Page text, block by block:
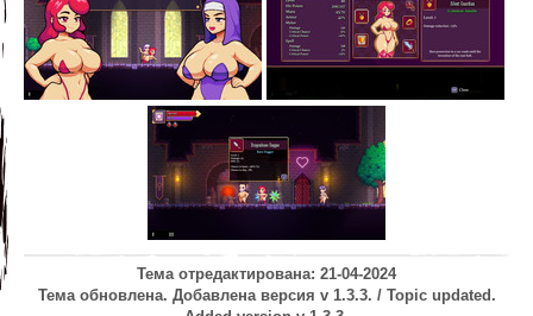
Тема отредактирована: 21-04-2024
Тема обновлена. Добавлена версия v 1.3.3. / Topic updated.